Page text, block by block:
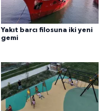
Yakıt barcı filosuna iki yeni
gemi